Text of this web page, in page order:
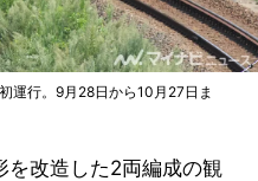
運行。9月28日から10月27日ま
改造した2両編成の観